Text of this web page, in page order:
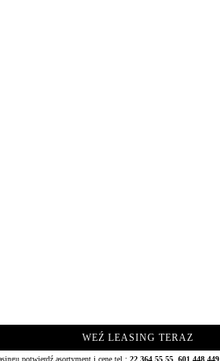
WEŹ LEASING TERAZ
potwierdź asortyment i cenę tel.: 22 364 55 55 601 448 449